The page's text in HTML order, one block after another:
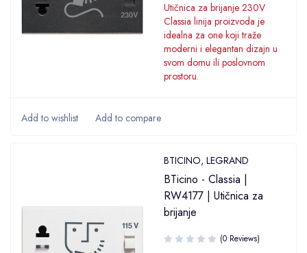
Utičnica za brijanje 230V
Classia linija proizvoda je
idealna za one koji traže
moderni i elegantan dizajn u
svom domu ili poslovnom
prostoru.
BTICINO, LEGRAND
BTicino - Classia |
RW4177 | Utičnica za
brijanje
(0 Reviews)